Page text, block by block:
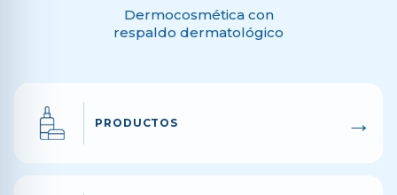
Dermocosmética con
respaldo dermatológico
PRODUCTOS →